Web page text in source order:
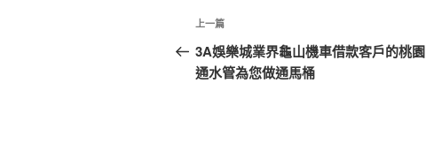
文
章
導
上
一
篇
上一篇
3A娛樂城業界龜山機車借款客戶的桃園
通水管為您做通馬桶